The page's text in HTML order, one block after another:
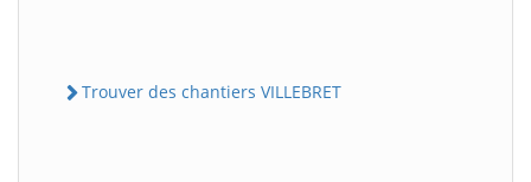
Trouver des chantiers VILLEBRET